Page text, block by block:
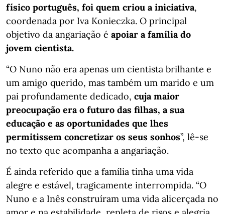
físico português, foi quem criou a iniciativa,
coordenada por Iva Konieczka. O principal
objetivo da angariação é apoiar a família do
jovem cientista.
“O Nuno não era apenas um cientista brilhante e
um amigo querido, mas também um marido e um
pai profundamente dedicado, cuja maior
preocupação era o futuro das filhas, a sua
educação e as oportunidades que lhes
permitissem concretizar os seus sonhos”, lê-se
no texto que acompanha a angariação.
É ainda referido que a família tinha uma vida
alegre e estável, tragicamente interrompida. “O
Nuno e a Inês construíram uma vida alicerçada no